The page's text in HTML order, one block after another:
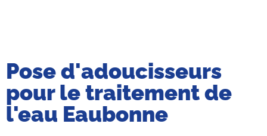
Pose d'adoucisseurs
pour le traitement de
l'eau Eaubonne